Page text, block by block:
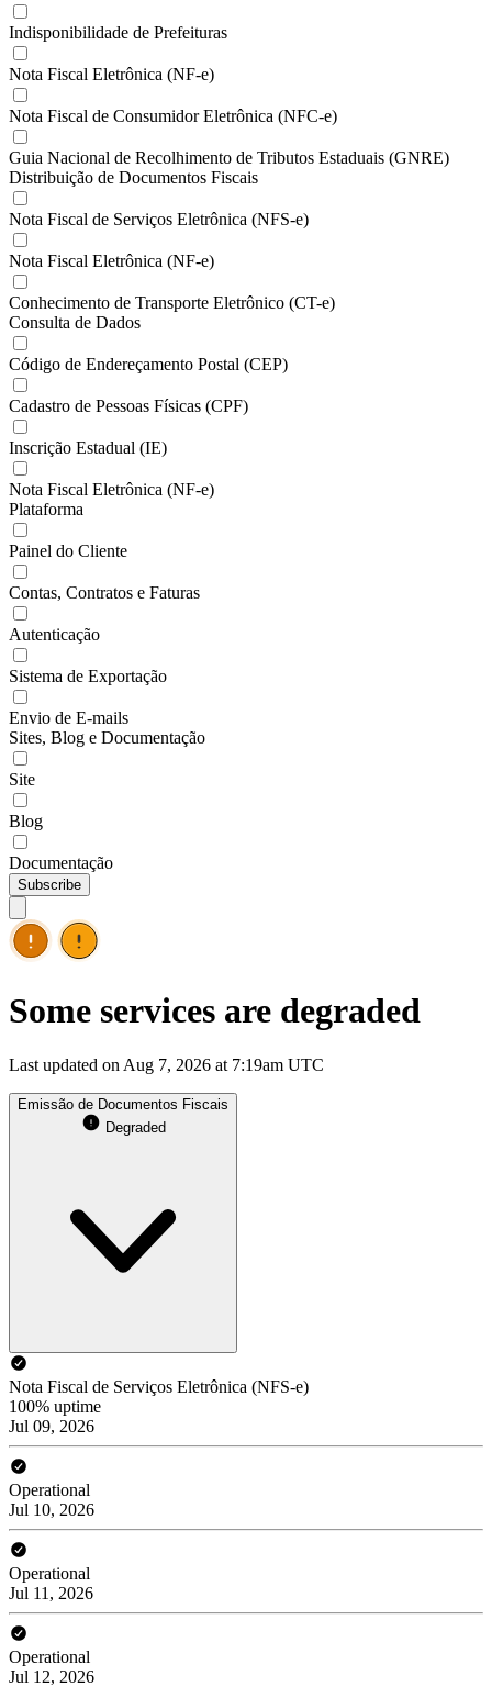
Indisponibilidade de Prefeituras
Nota Fiscal Eletrônica (NF-e)
Nota Fiscal de Consumidor Eletrônica (NFC-e)
Guia Nacional de Recolhimento de Tributos Estaduais (GNRE)
Distribuição de Documentos Fiscais
Nota Fiscal de Serviços Eletrônica (NFS-e)
Nota Fiscal Eletrônica (NF-e)
Conhecimento de Transporte Eletrônico (CT-e)
Consulta de Dados
Código de Endereçamento Postal (CEP)
Cadastro de Pessoas Físicas (CPF)
Inscrição Estadual (IE)
Nota Fiscal Eletrônica (NF-e)
Plataforma
Painel do Cliente
Contas, Contratos e Faturas
Autenticação
Sistema de Exportação
Envio de E-mails
Sites, Blog e Documentação
Site
Blog
Documentação
Subscribe
Some services are degraded
Last updated on Aug 7, 2026 at 7:19am UTC
Emissão de Documentos Fiscais
Degraded
Nota Fiscal de Serviços Eletrônica (NFS-e)
100% uptime
Jul 09, 2026
Operational
Jul 10, 2026
Operational
Jul 11, 2026
Operational
Jul 12, 2026